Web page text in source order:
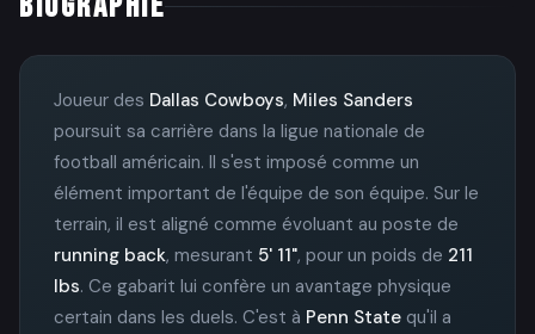
Joueur des Dallas Cowboys, Miles Sanders
poursuit sa carrière dans la ligue nationale de
football américain. Il s'est imposé comme un
élément important de l'équipe de son équipe. Sur le
terrain, il est aligné comme évoluant au poste de
running back, mesurant 5' 11", pour un poids de 211
lbs. Ce gabarit lui confère un avantage physique
certain dans les duels. C'est à Penn State qu'il a